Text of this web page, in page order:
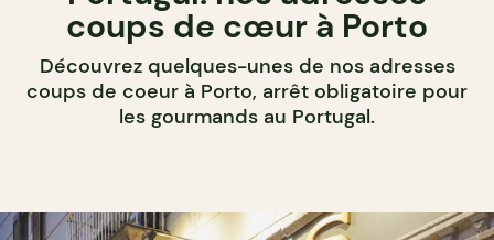
coups de cœur à Porto
Découvrez quelques-unes de nos adresses
coups de coeur à Porto, arrêt obligatoire pour
les gourmands au Portugal.